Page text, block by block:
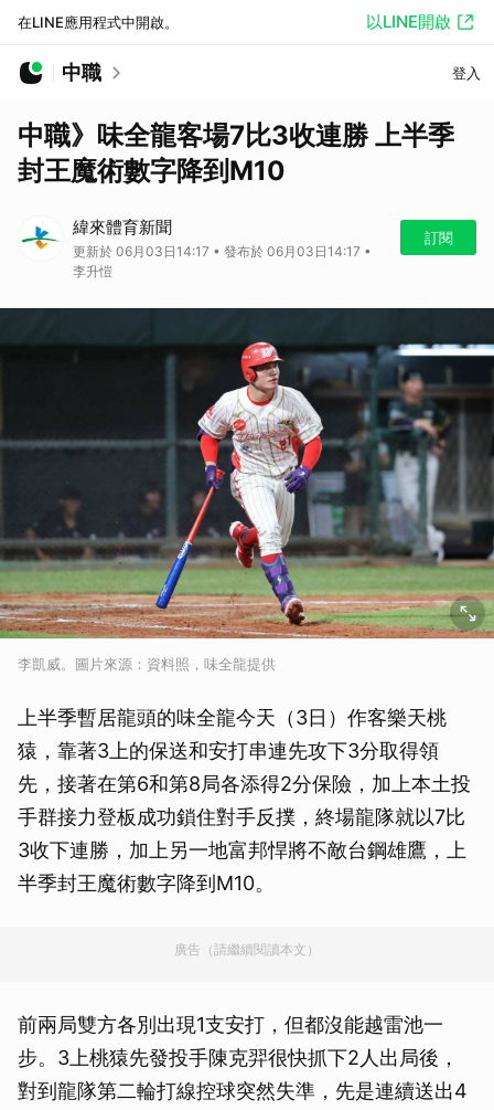
在LINE應用程式中開啟。 以LINE開啟
中職 登入
中職》味全龍客場7比3收連勝 上半季
封王魔術數字降到M10
緯來體育新聞
更新於 06月03日14:17 • 發布於 06月03日14:17 •
李升愷
訂閱
李凱威。圖片來源：資料照，味全龍提供
上半季暫居龍頭的味全龍今天（3日）作客樂天桃
猿，靠著3上的保送和安打串連先攻下3分取得領
先，接著在第6和第8局各添得2分保險，加上本土投
手群接力登板成功鎖住對手反撲，終場龍隊就以7比
3收下連勝，加上另一地富邦悍將不敵台鋼雄鷹，上
半季封王魔術數字降到M10。
廣告（請繼續閱讀本文）
前兩局雙方各別出現1支安打，但都沒能越雷池一
步。3上桃猿先發投手陳克羿很快抓下2人出局後，
對到龍隊第二輪打線控球突然失準，先是連續送出4